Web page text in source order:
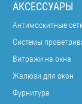
АКСЕССУАРЫ
Антимоскитные
Системы
Витражи на окна
Жалюзи для окон
Фурнитура